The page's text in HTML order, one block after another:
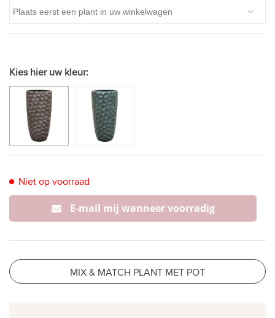
Kies hier uw kleur:
Niet op voorraad
E-mail mij wanneer voorradig
MIX & MATCH PLANT MET POT